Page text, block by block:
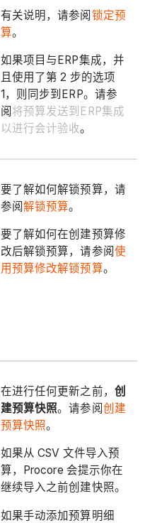
有关说明，请参阅 锁定预
算。
如果项目与ERP集成，并
且使用了第 2 步的选项
1，则同步到ERP。请参
阅 将预算发送到ERP集成
以进行会计验收。
要了解如何解锁预算，请
参阅解锁预算。
要了解如何在创建预算修
改后解锁预算，请参阅 使
用预算修改解锁预算。
在进行任何更新之前， 创
建预算快照。请参阅创建
预算快照。
如果从 CSV 文件导入预
算，Procore 会提示你在
继续导入之前创建快照。
如果手动添加预算明细